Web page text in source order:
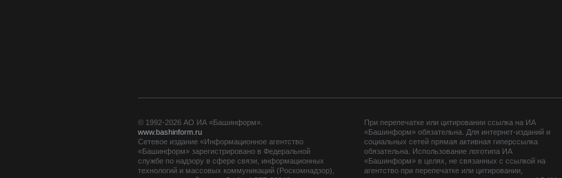
© 1992-2026 АО ИА «Башинформ».
www.bashinform.ru
Сетевое издание «Информационное агентство
«Башинформ» зарегистрировано в Федеральной
службе по надзору в сфере связи, информационных
технологий и массовых коммуникаций (Роскомнадзор),
При перепечатке или цитировании ссылка на ИА
«Башинформ» обязательна. Для интернет-изданий и
социальных сетей прямая активная гиперссылка
обязательна. Использование логотипа ИА
«Башинформ» в целях, не связанных с ссылкой на
агентство при перепечатке или цитировании,